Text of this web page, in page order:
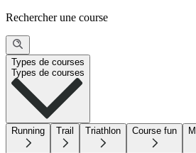
Rechercher une course
Types de courses
Types de courses
Running Trail Triathlon Course fun